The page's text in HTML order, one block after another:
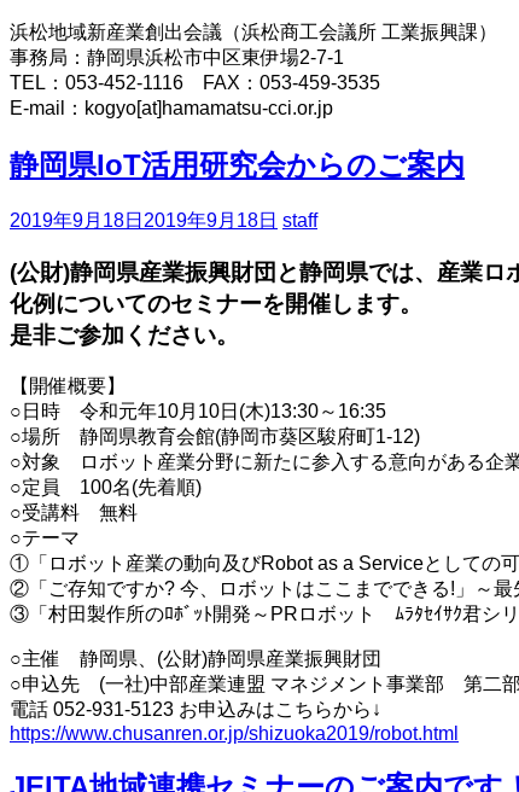
浜松地域新産業創出会議（浜松商工会議所 工業振興課）
事務局：静岡県浜松市中区東伊場2-7-1
TEL：053-452-1116 FAX：053-459-3535
E-mail： kogyo[at]hamamatsu-cci.or.jp
静岡県IoT活用研究会からのご案内
2019年9月18日 2019年9月18日 staff
(公財)静岡県産業振興財団と静岡県では、産業
化例についてのセミナーを開催します。
是非ご参加ください。
【開催概要】
○日時 令和元年10月10日(木)13:30～16:35
○場所 静岡県教育会館(静岡市葵区駿府町1-12)
○対象 ロボット産業分野に新たに参入する意向がある企
○定員 100名(先着順)
○受講料 無料
○テーマ
①「ロボット産業の動向及びRobot as a Serviceとしての可
②「ご存知ですか? 今、ロボットはここまでできる!」～最
③「村田製作所のﾛﾎﾞｯﾄ開発～PRロボット ﾑﾗﾀｾｲｻｸ君シリ
○主催 静岡県、(公財)静岡県産業振興財団
○申込先 (一社)中部産業連盟 マネジメント事業部 第二
電話 052-931-5123 お申込みはこちらから↓
https://www.chusanren.or.jp/shizuoka2019/robot.html